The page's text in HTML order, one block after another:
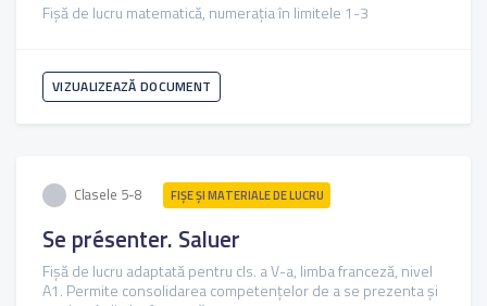
Fișă de lucru matematică, numerația în limitele 1-3
VIZUALIZEAZĂ DOCUMENT
Clasele 5-8 FIŞE ŞI MATERIALE DE LUCRU
Se présenter. Saluer
Fișă de lucru adaptată pentru cls. a V-a, limba franceză, nivel
A1. Permite consolidarea competențelor de a se prezenta și